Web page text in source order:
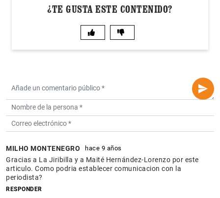
¿TE GUSTA ESTE CONTENIDO?
MILHO MONTENEGRO hace 9 años
Gracias a La Jiribilla y a Maité Hernández-Lorenzo por este
articulo. Como podria establecer comunicacion con la
periodista?
RESPONDER